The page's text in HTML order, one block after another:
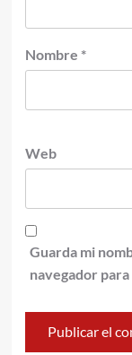
Nombre *
Web
Guarda mi
navegador